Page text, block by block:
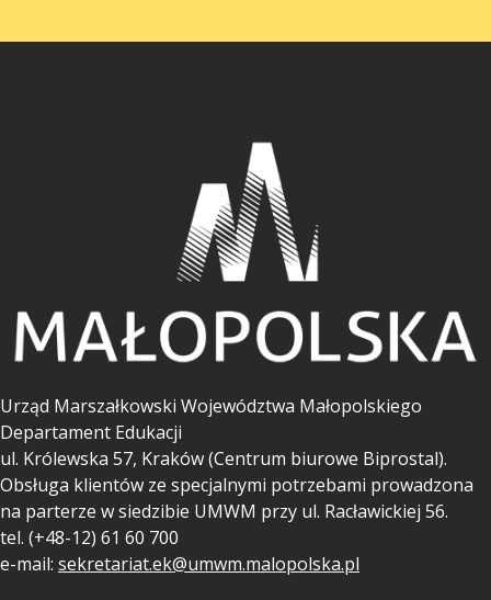
Urząd Marszałkowski Województwa Małopolskiego
Departament Edukacji
ul. Królewska 57, Kraków (Centrum biurowe Biprostal).
Obsługa klientów ze specjalnymi potrzebami prowadzona
na parterze w siedzibie UMWM przy ul. Racławickiej 56.
tel. (+48-12) 61 60 700
e-mail: sekretariat.ek@umwm.malopolska.pl